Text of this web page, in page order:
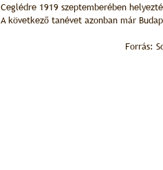
Ceglédre 1919 szeptemberében
A következő tanévet azonban már
Forrás: